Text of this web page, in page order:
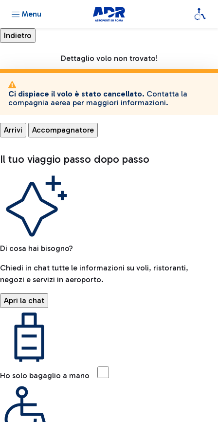
Menu
Dettaglio volo non trovato!
Ci dispiace il volo è stato cancellato. Contatta la
compagnia aerea per maggiori informazioni.
Arrivi Accompagnatore
Il tuo viaggio passo dopo passo
Di cosa hai bisogno?
Chiedi in chat tutte le informazioni su voli, ristoranti,
negozi e servizi in aeroporto.
Apri la chat
Ho solo bagaglio a mano